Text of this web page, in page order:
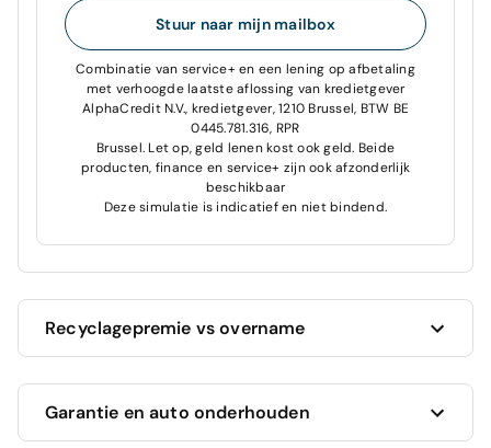
Stuur naar mijn mailbox
Combinatie van service+ en een lening op afbetaling
met verhoogde laatste aflossing van kredietgever
AlphaCredit N.V., kredietgever, 1210 Brussel, BTW BE
0445.781.316, RPR
Brussel. Let op, geld lenen kost ook geld. Beide
producten, finance en service+ zijn ook afzonderlijk
beschikbaar
Deze simulatie is indicatief en niet bindend.
Recyclagepremie vs overname
huidige auto!
Garantie en auto onderhouden